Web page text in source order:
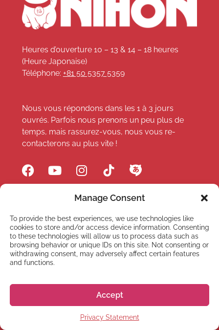
Manage Consent
To provide the best experiences, we use technologies like
cookies to store and/or access device information. Consenting
to these technologies will allow us to process data such as
browsing behavior or unique IDs on this site. Not consenting or
withdrawing consent, may adversely affect certain features
and functions.
Accept
Privacy Statement
Heures d’ouverture 10 – 13 & 14 – 18 heures
(Heure Japonaise)
Téléphone: +81 50 5357 5359
Nous vous répondons dans les 1 à 3 jours
ouvrés. Parfois nous prenons un peu plus de
temps, mais rassurez-vous, nous vous re-
contacterons au plus vite !
Cours en ligne
Webinaires et événements
À propos
FAQ
Hiragana Quest
Assurance maladie et voyage